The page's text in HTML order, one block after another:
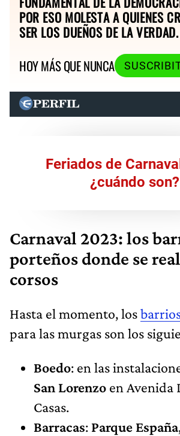
POR ESO MOLESTA A QUIENES
SER LOS DUEÑOS DE LA VERDAD.
HOY MÁS QUE NUNCA
Feriados de
¿cuándo son?
Carnaval 2023: los
porteños donde se
corsos
Hasta el momento, los
para las murgas son los
Boedo: en las
San Lorenzo en Avenida
Casas.
Barracas: Parque España